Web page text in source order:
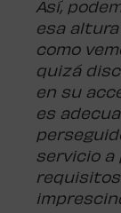
Así,
esa altura
como
quizá
en su
es
servicio a